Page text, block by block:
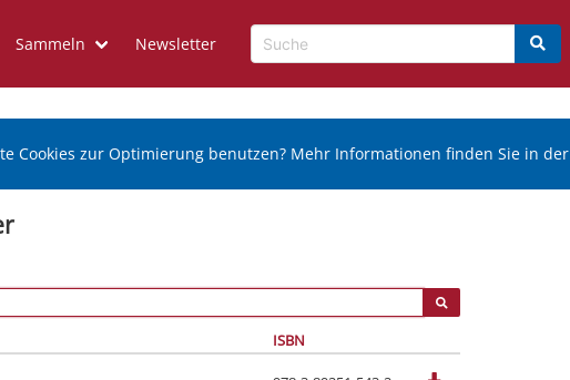
Sammeln Newsletter
Cookies zur Optimierung benutzen? Mehr Informationen finden Sie in der
ISBN